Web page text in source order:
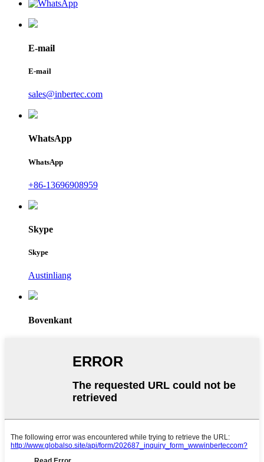
E-mail
E-mail
sales@inbertec.com
WhatsApp
WhatsApp
+86-13696908959
Skype
Skype
Austinliang
Bovenkant